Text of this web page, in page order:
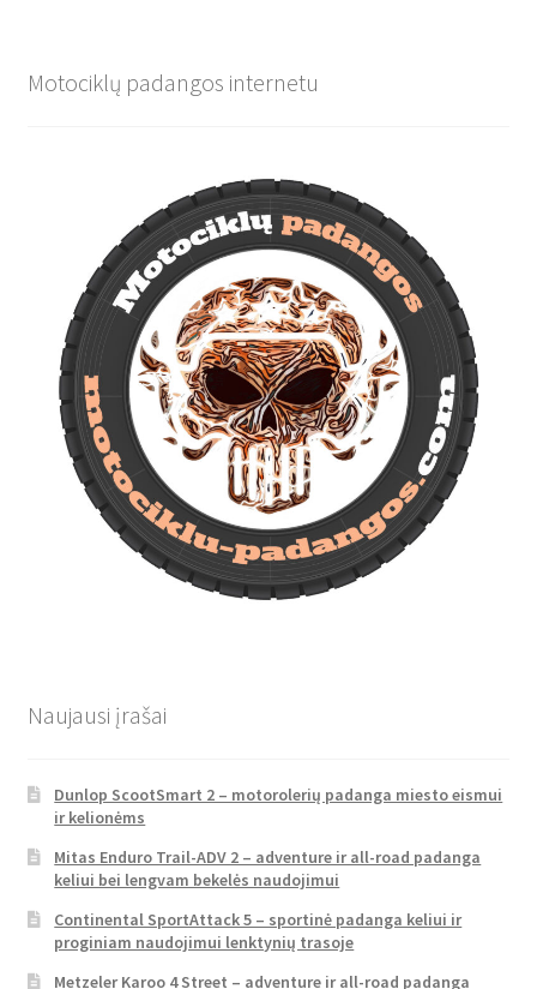
Motociklų padangos internetu
Naujausi įrašai
Dunlop ScootSmart 2 – motorolerių padanga miesto eismui
ir kelionėms
Mitas Enduro Trail-ADV 2 – adventure ir all-road padanga
keliui bei lengvam bekelės naudojimui
Continental SportAttack 5 – sportinė padanga keliui ir
proginiam naudojimui lenktynių trasoje
Metzeler Karoo 4 Street – adventure ir all-road padanga